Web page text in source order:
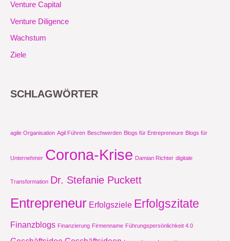
Venture Capital
Venture Diligence
Wachstum
Ziele
SCHLAGWÖRTER
agile Organisation Agil Führen Beschwerden Blogs für Entrepreneure Blogs für
Unternehmer Corona-Krise Damian Richter digitale
Transformation Dr. Stefanie Puckett
Entrepreneur Erfolgsziele Erfolgszitate
Finanzblogs Finanzierung Firmenname Führungspersönlichkeit 4.0